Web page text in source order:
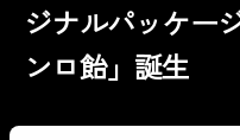
ジナルパッケー
ンロ飴」誕生